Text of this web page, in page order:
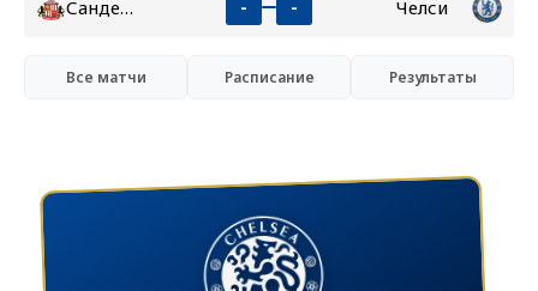
Сандерленд - - Челси
Все матчи Расписание Результаты